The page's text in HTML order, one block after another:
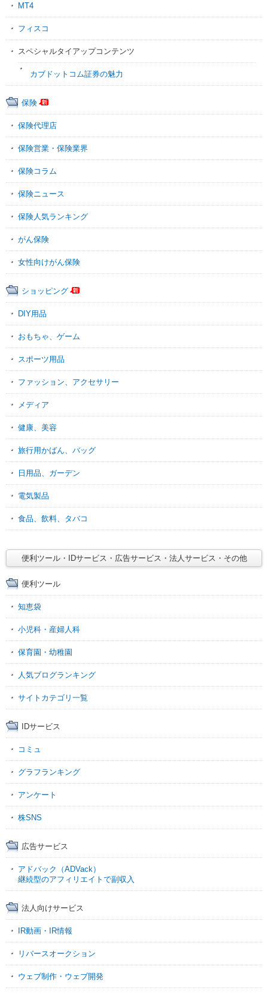
MT4
フィスコ
スペシャルタイアップコンテンツ
カブドットコム証券の魅力
保険
保険代理店
保険営業・保険業界
保険コラム
保険ニュース
保険人気ランキング
がん保険
女性向けがん保険
ショッピング
DIY用品
おもちゃ、ゲーム
スポーツ用品
ファッション、アクセサリー
メディア
健康、美容
旅行用かばん、バッグ
日用品、ガーデン
電気製品
食品、飲料、タバコ
便利ツール・IDサービス・広告サービス・法人サービス・その他
便利ツール
知恵袋
小児科・産婦人科
保育園・幼稚園
人気ブログランキング
サイトカテゴリ一覧
IDサービス
コミュ
グラフランキング
アンケート
株SNS
広告サービス
アドバック（ADVack）
継続型のアフィリエイトで副収入
法人向けサービス
IR動画・IR情報
リバースオークション
ウェブ制作・ウェブ開発